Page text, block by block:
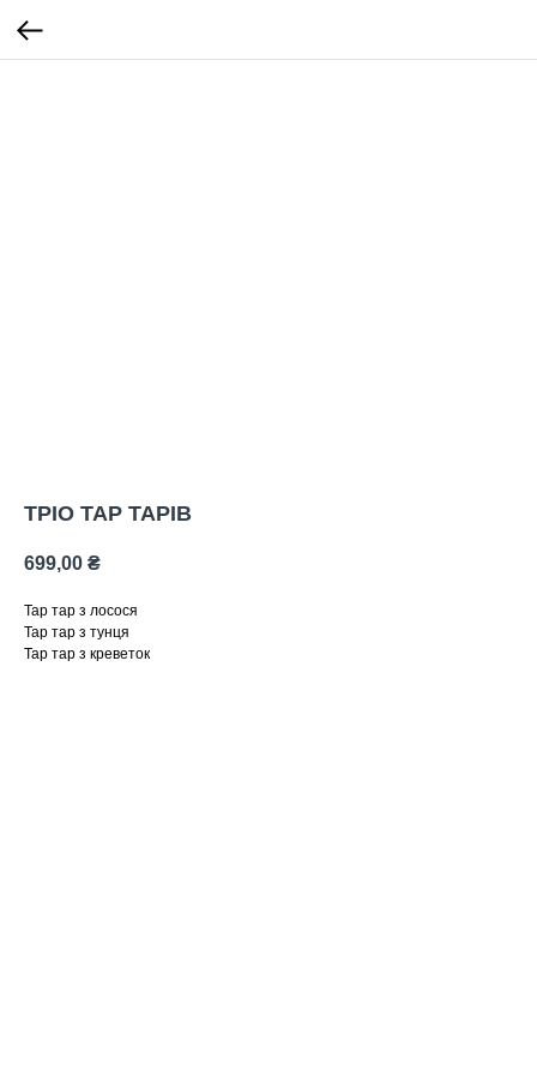
ТРІО ТАР ТАРІВ
699,00 ₴
Тар тар з лосося
Тар тар з тунця
Тар тар з креветок